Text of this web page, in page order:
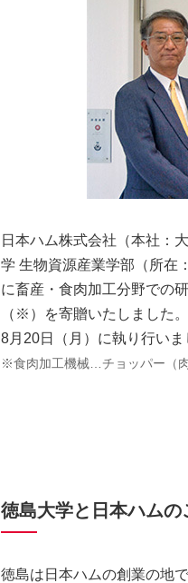
日本ハム株式会社（本社：
学 生物資源産業学部（所在
に畜産・食肉加工分野での
（※）を寄贈いたしました
8月20日（月）に執り行いま
※食肉加工機械…チョッパー（
徳島大学と日本ハムの
徳島は日本ハムの創業の地